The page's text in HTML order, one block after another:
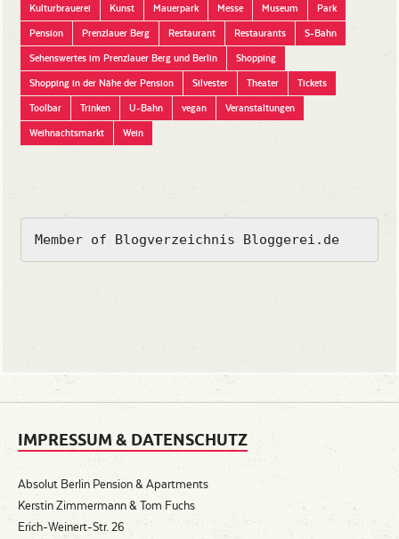
Kulturbrauerei
Kunst Mauerpark Messe Museum
Park
Pension
Prenzlauer Berg Restaurant Restaurants
S-Bahn
Sehenswertes im Prenzlauer Berg und Berlin
Shopping
Shopping in der Nähe der Pension
Silvester Theater
Tickets
Toolbar
Trinken U-Bahn vegan
Veranstaltungen
Weihnachtsmarkt
Wein
Member of Blogverzeichnis Bloggerei.de
IMPRESSUM & DATENSCHUTZ
Absolut Berlin Pension & Apartments
Kerstin Zimmermann & Tom Fuchs
Erich-Weinert-Str. 26